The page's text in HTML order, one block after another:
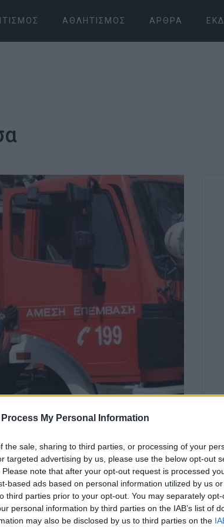
Process My Personal Information
the sale, sharing to third parties, or processing of your
targeted advertising by us, please use the below opt-out
note that after your opt-out request is processed
based ads based on personal information utilized by us
third parties prior to your opt-out. You may separately
personal information by third parties on the IAB’s list of
may also be disclosed by us to third parties on the
ΑΘΛΗΤΙΣΜΌΣ ΆΡΘΡΑ
πολίτες με χρήση